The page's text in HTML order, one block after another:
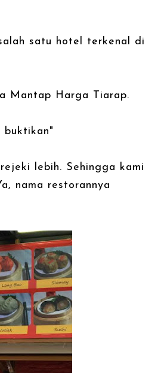
satu hotel terkenal di
Mantap Harga Tiarap.
lebih. Sehingga kami
nama restorannya